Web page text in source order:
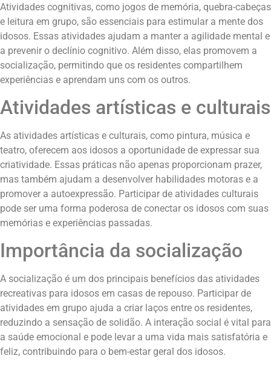
Atividades cognitivas, como jogos de memória, quebra-cabeças
e leitura em grupo, são essenciais para estimular a mente dos
idosos. Essas atividades ajudam a manter a agilidade mental e
a prevenir o declínio cognitivo. Além disso, elas promovem a
socialização, permitindo que os residentes compartilhem
experiências e aprendam uns com os outros.
Atividades artísticas e culturais
As atividades artísticas e culturais, como pintura, música e
teatro, oferecem aos idosos a oportunidade de expressar sua
criatividade. Essas práticas não apenas proporcionam prazer,
mas também ajudam a desenvolver habilidades motoras e a
promover a autoexpressão. Participar de atividades culturais
pode ser uma forma poderosa de conectar os idosos com suas
memórias e experiências passadas.
Importância da socialização
A socialização é um dos principais benefícios das atividades
recreativas para idosos em casas de repouso. Participar de
atividades em grupo ajuda a criar laços entre os residentes,
reduzindo a sensação de solidão. A interação social é vital para
a saúde emocional e pode levar a uma vida mais satisfatória e
feliz, contribuindo para o bem-estar geral dos idosos.